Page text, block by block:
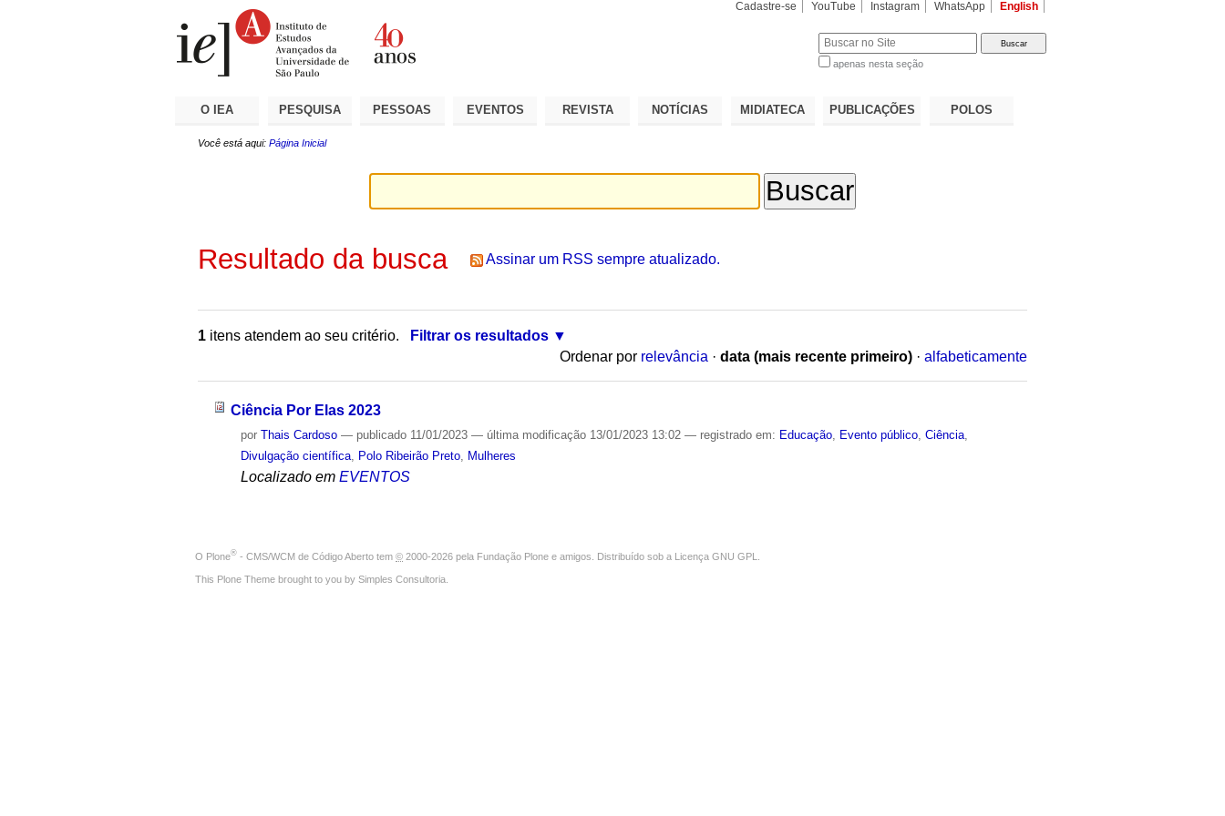
Cadastre-se YouTube Instagram WhatsApp English
apenas nesta seção
O IEA PESQUISA PESSOAS EVENTOS REVISTA NOTÍCIAS MIDIATECA PUBLICAÇÕES POLOS
Você está aqui: Página Inicial
Resultado da busca Assinar um RSS sempre atualizado.
1 itens atendem ao seu critério.
Filtrar os resultados
Ordenar por relevância · data (mais recente primeiro) · alfabeticamente
Ciência Por Elas 2023
porThais Cardoso — publicado 11/01/2023— última modificação 13/01/2023 13:02— registrado em: Educação Evento público ,Ciência
Divulgação científica
Polo Ribeirão Preto Mulheres
Localizado em EVENTOS
O Plone® - CMS/WCM de Código Aberto tem © 2000-2026 pela Fundação Plone e amigos. Distribuído sob a Licença GNU GPL
This Plone Theme brought to you by Simples Consultoria